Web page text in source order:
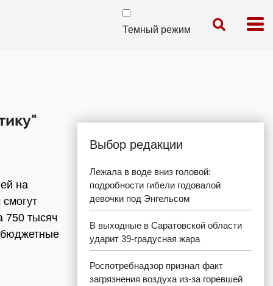
Темный режим
на
750 тысяч
Выбор редакции
Лежала в воде вниз головой:
подробности гибели годовалой
девочки под Энгельсом
В выходные в Саратовской области
ударит 39-градусная жара
Роспотребнадзор признал факт
загрязнения воздуха из-за горевшей